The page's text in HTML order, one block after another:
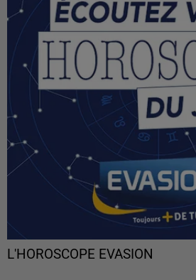
L'HOROSCOPE EVASION